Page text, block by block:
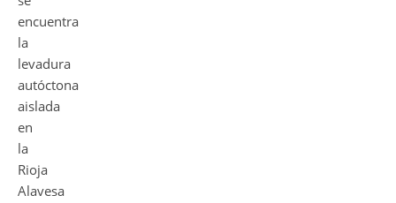
encuentra
la
levadura
autóctona
aislada
en
la
Rioja
Alavesa